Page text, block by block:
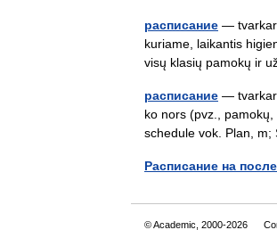
расписание —
kuriame, laikantis
visų klasių pamokų ir
расписание —
ko nors (pvz.,
schedule vok. Plan,
Расписание на
© Academic, 2000-2026